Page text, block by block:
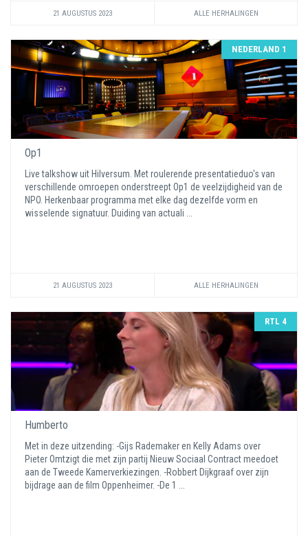
21 AUGUSTUS 2023 ALLE HERHALINGEN
NEDERLAND 1
Op1
Live talkshow uit Hilversum. Met roulerende presentatieduo's van
verschillende omroepen onderstreept Op1 de veelzijdigheid van de
NPO. Herkenbaar programma met elke dag dezelfde vorm en
wisselende signatuur. Duiding van actuali ...
21 AUGUSTUS 2023 ALLE HERHALINGEN
RTL 4
Humberto
Met in deze uitzending: -Gijs Rademaker en Kelly Adams over
Pieter Omtzigt die met zijn partij Nieuw Sociaal Contract meedoet
aan de Tweede Kamerverkiezingen. -Robbert Dijkgraaf over zijn
bijdrage aan de film Oppenheimer. -De 1 ...